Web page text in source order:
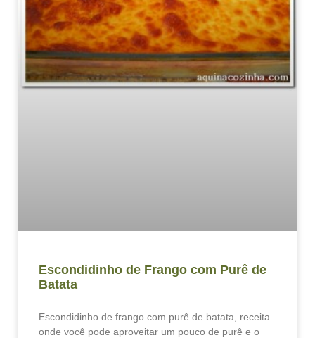
Escondidinho de Frango com Purê de
Batata
Escondidinho de frango com purê de batata, receita
onde você pode aproveitar um pouco de purê e o